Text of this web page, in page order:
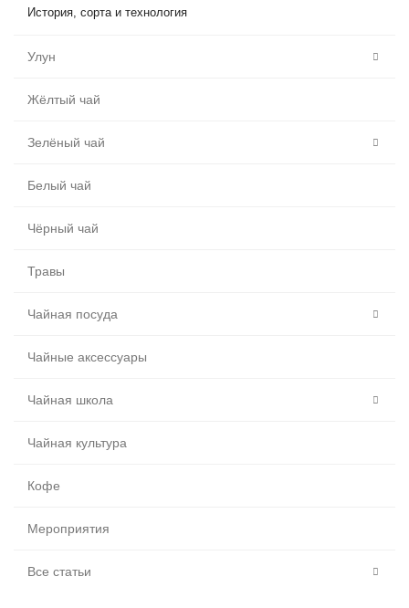
История, сорта и технология
Улун
Жёлтый чай
Зелёный чай
Белый чай
Чёрный чай
Травы
Чайная посуда
Чайные аксессуары
Чайная школа
Чайная культура
Кофе
Мероприятия
Все статьи